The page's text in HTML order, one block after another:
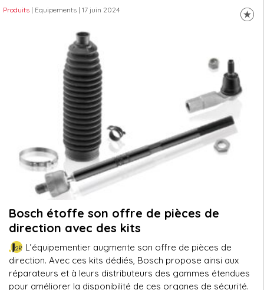
Produits | Equipements | 17 juin 2024
Bosch étoffe son offre de pièces de
direction avec des kits
L’équipementier augmente son offre de pièces de
direction. Avec ces kits dédiés, Bosch propose ainsi aux
réparateurs et à leurs distributeurs des gammes étendues
pour améliorer la disponibilité de ces organes de sécurité.